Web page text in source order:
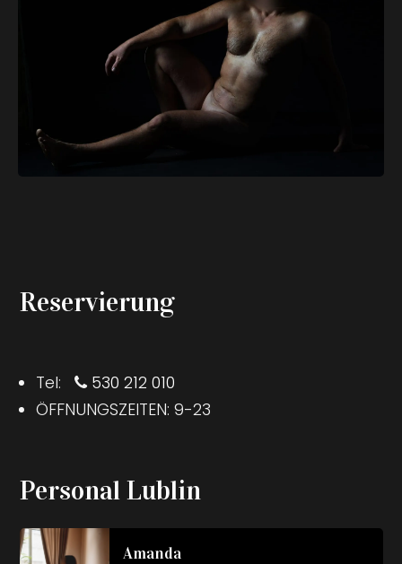
Reservierung
Tel:
530 212 010
ÖFFNUNGSZEITEN: 9-23
Personal Lublin
Amanda